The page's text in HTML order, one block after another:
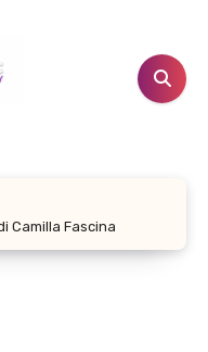
Camilla Fascina